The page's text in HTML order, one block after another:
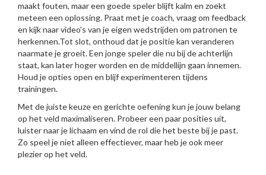
maakt fouten, maar een goede speler blijft kalm en zoekt
meteen een oplossing. Praat met je coach, vraag om feedback
en kijk naar video's van je eigen wedstrijden om patronen te
herkennen.Tot slot, onthoud dat je positie kan veranderen
naarmate je groeit. Een jonge speler die nu bij de achterlijn
staat, kan later hoger worden en de middellijn gaan innemen.
Houd je opties open en blijf experimenteren tijdens
trainingen.
Met de juiste keuze en gerichte oefening kun je jouw belang
op het veld maximaliseren. Probeer een paar posities uit,
luister naar je lichaam en vind de rol die het beste bij je past.
Zo speel je niet alleen effectiever, maar heb je ook meer
plezier op het veld.